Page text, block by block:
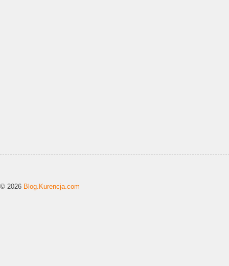
© 2026 Blog.Kurencja.com